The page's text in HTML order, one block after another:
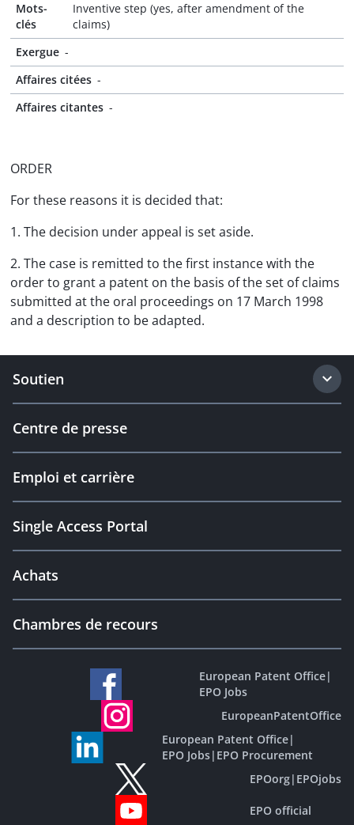
Mots-
clés
Inventive step (yes, after amendment of the
claims)
Exergue -
Affaires citées -
Affaires citantes -
ORDER
For these reasons it is decided that:
1. The decision under appeal is set aside.
2. The case is remitted to the first instance with the
order to grant a patent on the basis of the set of claims
submitted at the oral proceedings on 17 March 1998
and a description to be adapted.
Soutien
Centre de presse
Emploi et carrière
Single Access Portal
Achats
Chambres de recours
European Patent Office|
EPO Jobs
EuropeanPatentOffice
European Patent Office|
EPO Jobs| EPO Procurement
EPOorg| EPOjobs
EPO official